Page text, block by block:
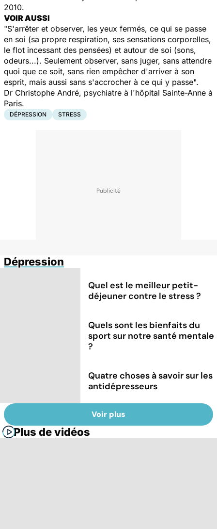
2010.
VOIR AUSSI
"S'arrêter et observer, les yeux fermés, ce qui se passe
en soi (sa propre respiration, ses sensations corporelles,
le flot incessant des pensées) et autour de soi (sons,
odeurs...). Seulement observer, sans juger, sans attendre
quoi que ce soit, sans rien empêcher d'arriver à son
esprit, mais aussi sans s'accrocher à ce qui y passe".
Dr Christophe André, psychiatre à l'hôpital Sainte-Anne à
Paris.
DÉPRESSION STRESS
Dépression
Quel est le meilleur petit-
déjeuner contre le stress ?
Quels sont les bienfaits du
sport sur notre santé mentale
?
Quatre choses à savoir sur les
antidépresseurs
Voir plus
Plus de vidéos